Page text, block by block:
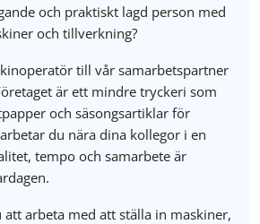
och praktiskt lagd person med
och tillverkning?
till vår samarbetspartner
är ett mindre tryckeri som
och säsongsartiklar för
du nära dina kollegor i en
tempo och samarbete är
arbeta med att ställa in maskiner,